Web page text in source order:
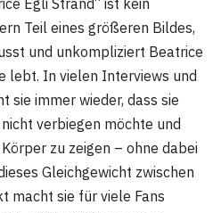
Egli Strand“ ist kein
Teil eines größeren Bildes,
und unkompliziert Beatrice
lebt. In vielen Interviews und
sie immer wieder, dass sie
verbiegen möchte und
zu zeigen – ohne dabei
Gleichgewicht zwischen
macht sie für viele Fans